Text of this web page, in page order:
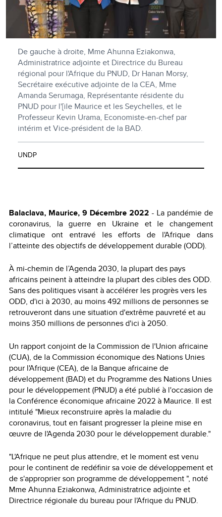
De gauche à droite, Mme Ahunna Eziakonwa,
Administratrice adjointe et Directrice du Bureau
régional pour l'Afrique du PNUD, Dr Hanan Morsy,
Secrétaire exécutive adjointe de la CEA, Mme
Amanda Serumaga, Représentante résidente du
PNUD pour l'[ile Maurice et les Seychelles, et le
Professeur Kevin Urama, Economiste-en-chef par
intérim et Vice-président de la BAD.
UNDP
Balaclava, Maurice, 9 Décembre 2022 - La pandémie de
coronavirus, la guerre en Ukraine et le changement
climatique ont entravé les efforts de l'Afrique dans
l’atteinte des objectifs de développement durable (ODD).
À mi-chemin de l’Agenda 2030, la plupart des pays
africains peinent à atteindre la plupart des cibles des ODD.
Sans des politiques visant à accélérer les progrès vers les
ODD, d'ici à 2030, au moins 492 millions de personnes se
retrouveront dans une situation d'extrême pauvreté et au
moins 350 millions de personnes d'ici à 2050.
Un rapport conjoint de la Commission de l'Union africaine
(CUA), de la Commission économique des Nations Unies
pour l'Afrique (CEA), de la Banque africaine de
développement (BAD) et du Programme des Nations Unies
pour le développement (PNUD) a été publié à l'occasion de
la Conférence économique africaine 2022 à Maurice. Il est
intitulé "Mieux reconstruire après la maladie du
coronavirus, tout en faisant progresser la pleine mise en
œuvre de l'Agenda 2030 pour le développement durable."
"L'Afrique ne peut plus attendre, et le moment est venu
pour le continent de redéfinir sa voie de développement et
de s'approprier son programme de développement ", noté
Mme Ahunna Eziakonwa, Administratrice adjointe et
Directrice régionale du bureau pour l'Afrique du PNUD.